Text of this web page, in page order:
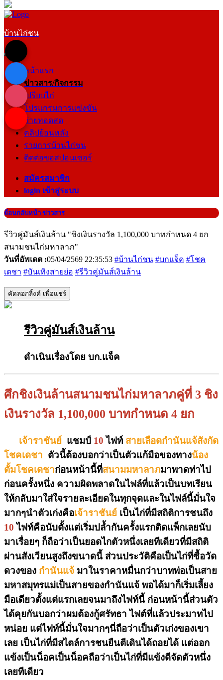
บ้านไก่ชน
หน้าแรก
ข่าวสาร/กิจกรรม
เปรียบไก่
โปรแกรมการแข่งขัน
ถ่ายทอดสด
คลิปย้อนหลัง
รายการบ้านไก่ชน
ติดต่อขอสปอนเซอร์
สมัครสมาชิก
login เข้าสู่ระบบ
ย้อนกลับหน้า ข่าวสาร
รีวิวคู่มันส์เงินล้าน "ชิงเงินรางวัล 1,100,000 บาทกำหนด 4 ยก
สนามชนไก่มหาลาภ"
วันที่อัพเดต :05/04/2569 22:35:53 #บ้านไก่ชน #บกแจ็ค #โชค
เดชา #บันเทิงสายย่อ #รีวิวคู่มันส์เงินล้าน
คัดลอกลิ้งค์ เพื่อแชร์
รีวิวคู่มันส์เงินล้าน
ดำเนินเรื่องโดย บก.แจ็ค
ศึกชิงเงินล้านสนามชนไก่มหาลาภคู่ที่ 3 ชิง
เงินรางวัล 1,100,000 บาทกำหนด 4 ยก
เจ้าราชันย์ แชมป์ 10ไฟท์ สายเลือดกำนันแจ้สังกัด
โชคเดชา ตัวนี้ต้องบอกว่าเป็นตัวแก้มือของทางน้อง
ตั้มโชคเดชาก่อนหน้านี้ที่สนามมหาลาภมาพาดท่าไป
ก่อนครั้งหนึ่ง ความผิดพลาดในไฟล์ที่แล้วเป็นบทเรียน
ให้กลับมาใส่ใจรายละเอียดในทุกจุดและในไฟล์นี้มั่นใจ
มากๆนำตัวเก่งคือเจ้าราชันย์ เป็นไก่ที่มีสถิติการชนถึง
10 ไฟท์คือนับตั้งแต่เริ่มปล้ำกันครั้งแรกติดแพ็กเลยนับ
มาเรื่อยๆ ก็ถือว่าเป็นยอดไกตัวหนึ่งเลยทีเดียวที่มีสถิติ
ผ่านสังเวียนสูงถึงขนาดนี้ ส่วนประวัติคือเป็นไก่ที่ซื้อวัด
ดวงของ กำนันแจ้ มาในราคาหมื่นกว่าบาทพ่อเป็นสาย
มหาสมุทรแม่เป็นสายของกำนันแจ้ พอได้มาก็เริ่มเลี้ยง
มือเดียวตั้งแต่แรกเลยจนมาถึงไฟท์นี้ ก่อนหน้านี้ส่วนตัว
ได้คุยกันบอกว่าผมต้องกู้ศรัทธา ไฟต์ที่แล้วประมาทไป
หน่อย แต่ไฟท์นี้มั่นใจมากๆนี่ถือว่าเป็นตัวเก่งของเขา
เลย เป็นไก่ที่มีสไตล์การชนยืนตีเดินได้ถอยได้ แต่ออก
แข้งเป็นน็อคเป็นน็อคถือว่าเป็นไก่ที่มีแข้งดีจัดตัวหนึ่ง
เลยทีเดียว